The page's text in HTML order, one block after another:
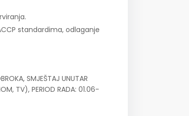
standardima, odlaganje
SMJEŠTAJ UNUTAR
TV), PERIOD RADA: 01.06-